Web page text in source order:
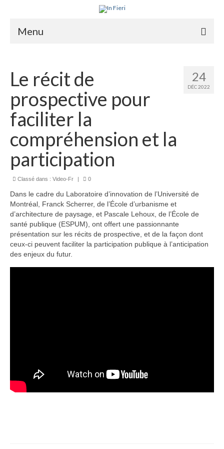
Menu
Ce qu’est l’IRS
Deux outils clés
Programme de recherche
Équipe
Publications
Vidéos
English
24
DÉC 2022
Le récit de
prospective pour
faciliter la
compréhension et la
participation
Classé dans : Video-Fr | 0
Dans le cadre du Laboratoire d’innovation de l’Université de
Montréal, Franck Scherrer, de l’École d’urbanisme et
d’architecture de paysage, et Pascale Lehoux, de l’École de
santé publique (ESPUM), ont offert une passionnante
présentation sur les récits de prospective, et de la façon dont
ceux-ci peuvent faciliter la participation publique à l’anticipation
des enjeux du futur.